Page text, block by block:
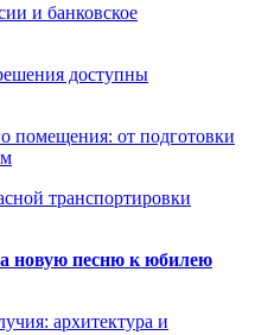
и банковское
доступны
помещения: от подготовки
транспортировки
новую песню к юбилею
архитектура и